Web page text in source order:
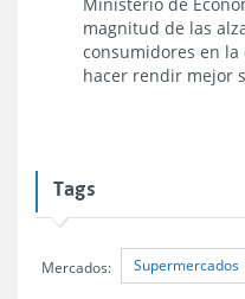
magnitud de las
consumidores en
hacer rendir mejor
Tags
Mercados: Supermercados